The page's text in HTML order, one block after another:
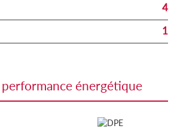
4
1
performance énergétique